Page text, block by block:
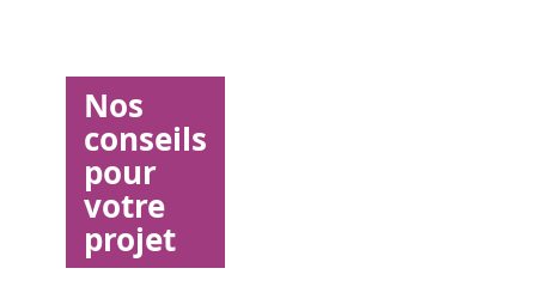
Nos
conseils
pour
votre
projet